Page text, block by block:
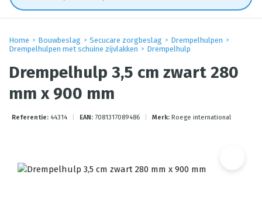
Home Bouwbeslag Secucare zorgbeslag
Drempelhulpen
Drempelhulpen met schuine zijvlakken
Drempelhulp
Drempelhulp 3,5 cm zwart 280
mm x 900 mm
Referentie: 44314 EAN: 7081317089486 Merk: Roege international